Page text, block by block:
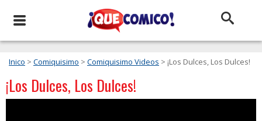
Inico > Comiquisimo > Comiquisimo Videos > ¡Los Dulces, Los Dulces!
¡Los Dulces, Los Dulces!